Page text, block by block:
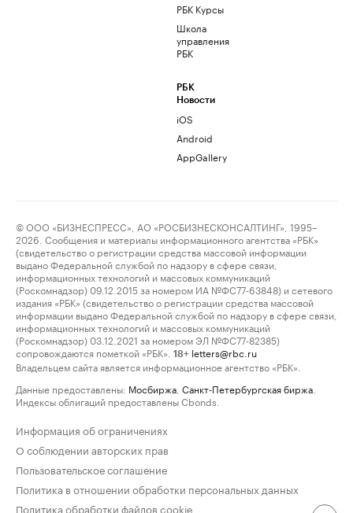
РБК Курсы
Школа
управления
РБК
РБК
Новости
iOS
Android
AppGallery
© ООО «БИЗНЕСПРЕСС», АО «РОСБИЗНЕСКОНСАЛТИНГ», 1995–
2026. Сообщения и материалы информационного агентства «РБК»
(свидетельство о регистрации средства массовой информации
выдано Федеральной службой по надзору в сфере связи,
информационных технологий и массовых коммуникаций
(Роскомнадзор) 09.12.2015 за номером ИА №ФС77-63848) и сетевого
издания «РБК» (свидетельство о регистрации средства массовой
информации выдано Федеральной службой по надзору в сфере связи,
информационных технологий и массовых коммуникаций
(Роскомнадзор) 03.12.2021 за номером ЭЛ №ФС77-82385)
сопровождаются пометкой «РБК».
18+ letters@rbc.ru
Владельцем сайта является информационное агентство «РБК».
Данные предоставлены: Мосбиржа Санкт-Петербургская биржа
Индексы облигаций предоставлены Cbonds.
Информация об ограничениях
О соблюдении авторских прав
Пользовательское соглашение
Политика в отношении обработки персональных данных
Политика обработки файлов cookie